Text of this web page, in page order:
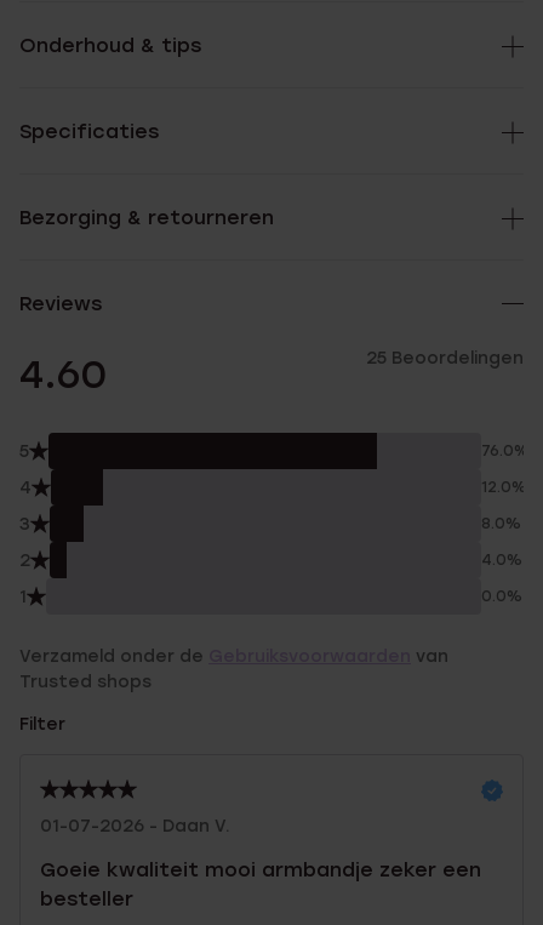
Onderhoud & tips
Specificaties
Bezorging & retourneren
Reviews
4.60 25 Beoordelingen
5 76.0%
4 12.0%
3 8.0%
2 4.0%
1 0.0%
Verzameld onder de
van
Trusted shops
Filter
01-07-2026 - Daan V.
Goeie kwaliteit mooi armbandje zeker een
besteller